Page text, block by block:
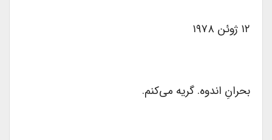
۱۲ ژوئن ۱۹۷۸
بحرانِ اندوه. گریه می‌کنم.